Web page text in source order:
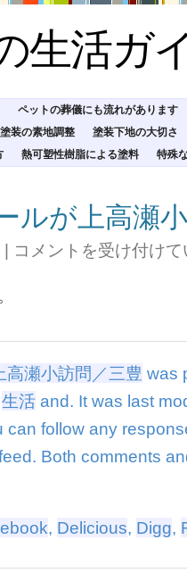
生活ガ
ペットの葬儀にも流れがあります
塗装の素地調整
塗装下地の大切さ
熱可塑性樹脂による塗料 特殊
ルが上高瀬
| 福
ル
上
高
小
三
は
コメントを受け付け
瀬小訪問／三豊 was
生活 and. It was last
can follow any
Both comments
, Delicious, Digg,